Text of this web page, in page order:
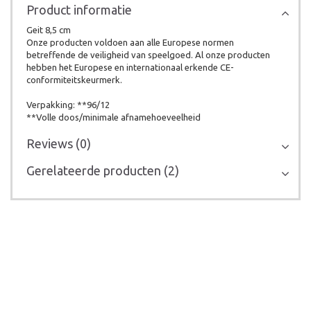
Product informatie
Geit 8,5 cm
Onze producten voldoen aan alle Europese normen
betreffende de veiligheid van speelgoed. Al onze producten
hebben het Europese en internationaal erkende CE-
conformiteitskeurmerk.
Verpakking: **96/12
**Volle doos/minimale afnamehoeveelheid
Reviews (0)
Gerelateerde producten (2)